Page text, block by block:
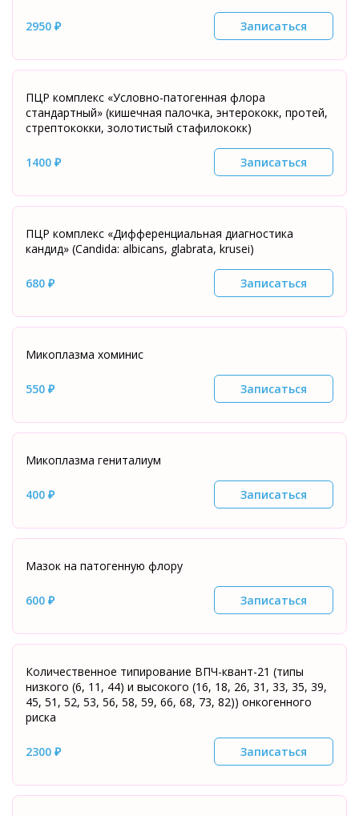
2950 ₽ Записаться
ПЦР комплекс «Условно-патогенная флора
стандартный» (кишечная палочка, энтерококк, протей,
стрептококки, золотистый стафилококк)
1400 ₽ Записаться
ПЦР комплекс «Дифференциальная диагностика
кандид» (Candida: albicans, glabrata, krusei)
680 ₽ Записаться
Микоплазма хоминис
550 ₽ Записаться
Микоплазма гениталиум
400 ₽ Записаться
Мазок на патогенную флору
600 ₽ Записаться
Количественное типирование ВПЧ-квант-21 (типы
низкого (6, 11, 44) и высокого (16, 18, 26, 31, 33, 35, 39,
45, 51, 52, 53, 56, 58, 59, 66, 68, 73, 82)) онкогенного
риска
2300 ₽ Записаться